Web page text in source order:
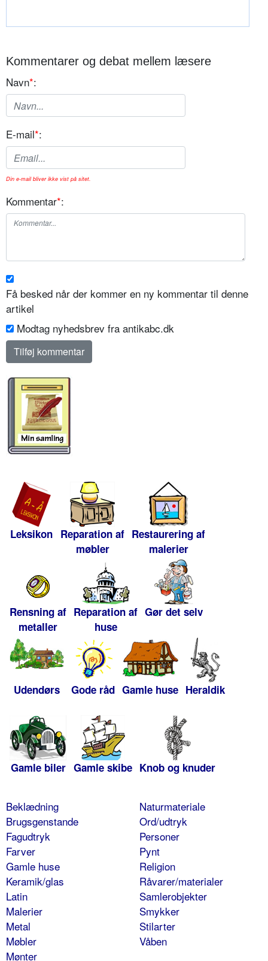
Kommentarer og debat mellem læsere
Navn*:
E-mail*:
Din e-mail bliver ikke vist på sitet.
Kommentar*:
Få besked når der kommer en ny kommentar til denne
artikel
Modtag nyhedsbrev fra antikabc.dk
Leksikon Reparation af
møbler
Restaurering af
malerier
Rensning af
metaller
Reparation af
huse
Gør det selv
Udendørs Gode råd Gamle huse Heraldik
Gamle biler Gamle skibe Knob og knuder
Beklædning
Brugsgenstande
Fagudtryk
Farver
Gamle huse
Keramik/glas
Latin
Malerier
Metal
Møbler
Mønter
Naturmateriale
Ord/udtryk
Personer
Pynt
Religion
Råvarer/materialer
Samlerobjekter
Smykker
Stilarter
Våben